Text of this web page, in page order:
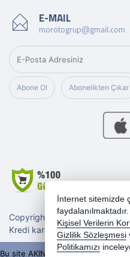
E-MAIL
morotogrup@gmail.com
Abone Ol Abonelikten Çıkar
Copyright 2026
Kredi kartı bilgileriniz 256bit
Bu site AKINSOFT E-Ticaret ile
İnternet sitemizde
faydalanılmaktadır.
Kişisel Verilerin
Gizlilik Sözleşmesi
Politikamızı